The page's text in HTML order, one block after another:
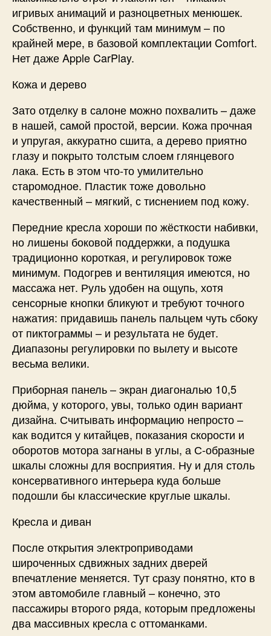
игривых анимаций и разноцветных менюшек.
Собственно, и функций там минимум – по
крайней мере, в базовой комплектации Comfort.
Нет даже Apple CarPlay.
Кожа и дерево
Зато отделку в салоне можно похвалить – даже
в нашей, самой простой, версии. Кожа прочная
и упругая, аккуратно сшита, а дерево приятно
глазу и покрыто толстым слоем глянцевого
лака. Есть в этом что-то умилительно
старомодное. Пластик тоже довольно
качественный – мягкий, с тиснением под кожу.
Передние кресла хороши по жёсткости набивки,
но лишены боковой поддержки, а подушка
традиционно короткая, и регулировок тоже
минимум. Подогрев и вентиляция имеются, но
массажа нет. Руль удобен на ощупь, хотя
сенсорные кнопки бликуют и требуют точного
нажатия: придавишь панель пальцем чуть сбоку
от пиктограммы – и результата не будет.
Диапазоны регулировки по вылету и высоте
весьма велики.
Приборная панель – экран диагональю 10,5
дюйма, у которого, увы, только один вариант
дизайна. Считывать информацию непросто –
как водится у китайцев, показания скорости и
оборотов мотора загнаны в углы, а С-образные
шкалы сложны для восприятия. Ну и для столь
консервативного интерьера куда больше
подошли бы классические круглые шкалы.
Кресла и диван
После открытия электроприводами
широченных сдвижных задних дверей
впечатление меняется. Тут сразу понятно, кто в
этом автомобиле главный – конечно, это
пассажиры второго ряда, которым предложены
два массивных кресла с оттоманками.